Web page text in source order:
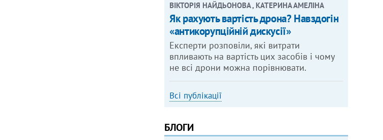
ВІКТОРІЯ НАЙДЬОНОВА , КАТЕРИНА АМЕЛІНА
Як рахують вартість дрона? Навздогін
«антикорупційній дискусії»
Експерти розповіли, які витрати
впливають на вартість цих засобів і чому
не всі дрони можна порівнювати.
Всі публікації
БЛОГИ